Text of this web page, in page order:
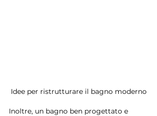
Idee per ristrutturare il bagno moderno
Inoltre, un bagno ben progettato e